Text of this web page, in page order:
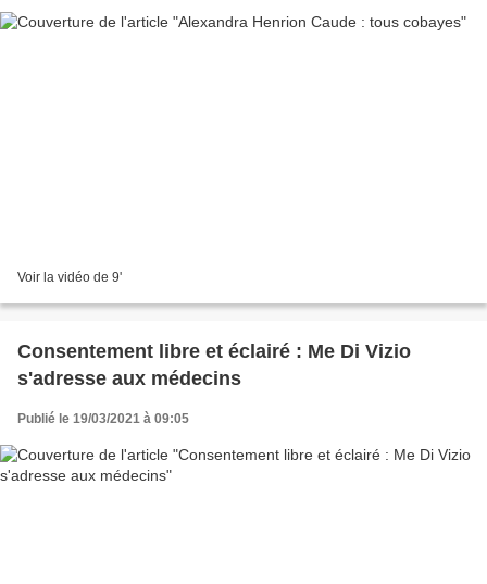
Voir la vidéo de 9'
Consentement libre et éclairé : Me Di Vizio
s'adresse aux médecins
Publié le 19/03/2021 à 09:05